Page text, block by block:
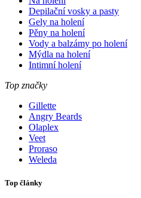
Depilační vosky a pasty
Gely na holení
Pěny na holení
Vody a balzámy po holení
Mýdla na holení
Intimní holení
Top značky
Gillette
Angry Beards
Olaplex
Veet
Proraso
Weleda
Top články